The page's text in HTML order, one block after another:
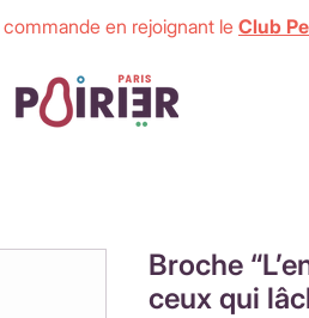
en rejoignant le Club
Broche
ceux qui